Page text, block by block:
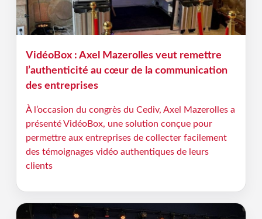
VidéoBox : Axel Mazerolles veut remettre
l’authenticité au cœur de la communication
des entreprises
À l’occasion du congrès du Cediv, Axel Mazerolles a
présenté VidéoBox, une solution conçue pour
permettre aux entreprises de collecter facilement
des témoignages vidéo authentiques de leurs
clients